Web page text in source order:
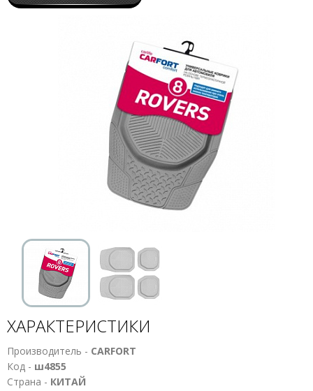
ХАРАКТЕРИСТИКИ
Производитель - CARFORT
Код - ш4855
Страна - КИТАЙ